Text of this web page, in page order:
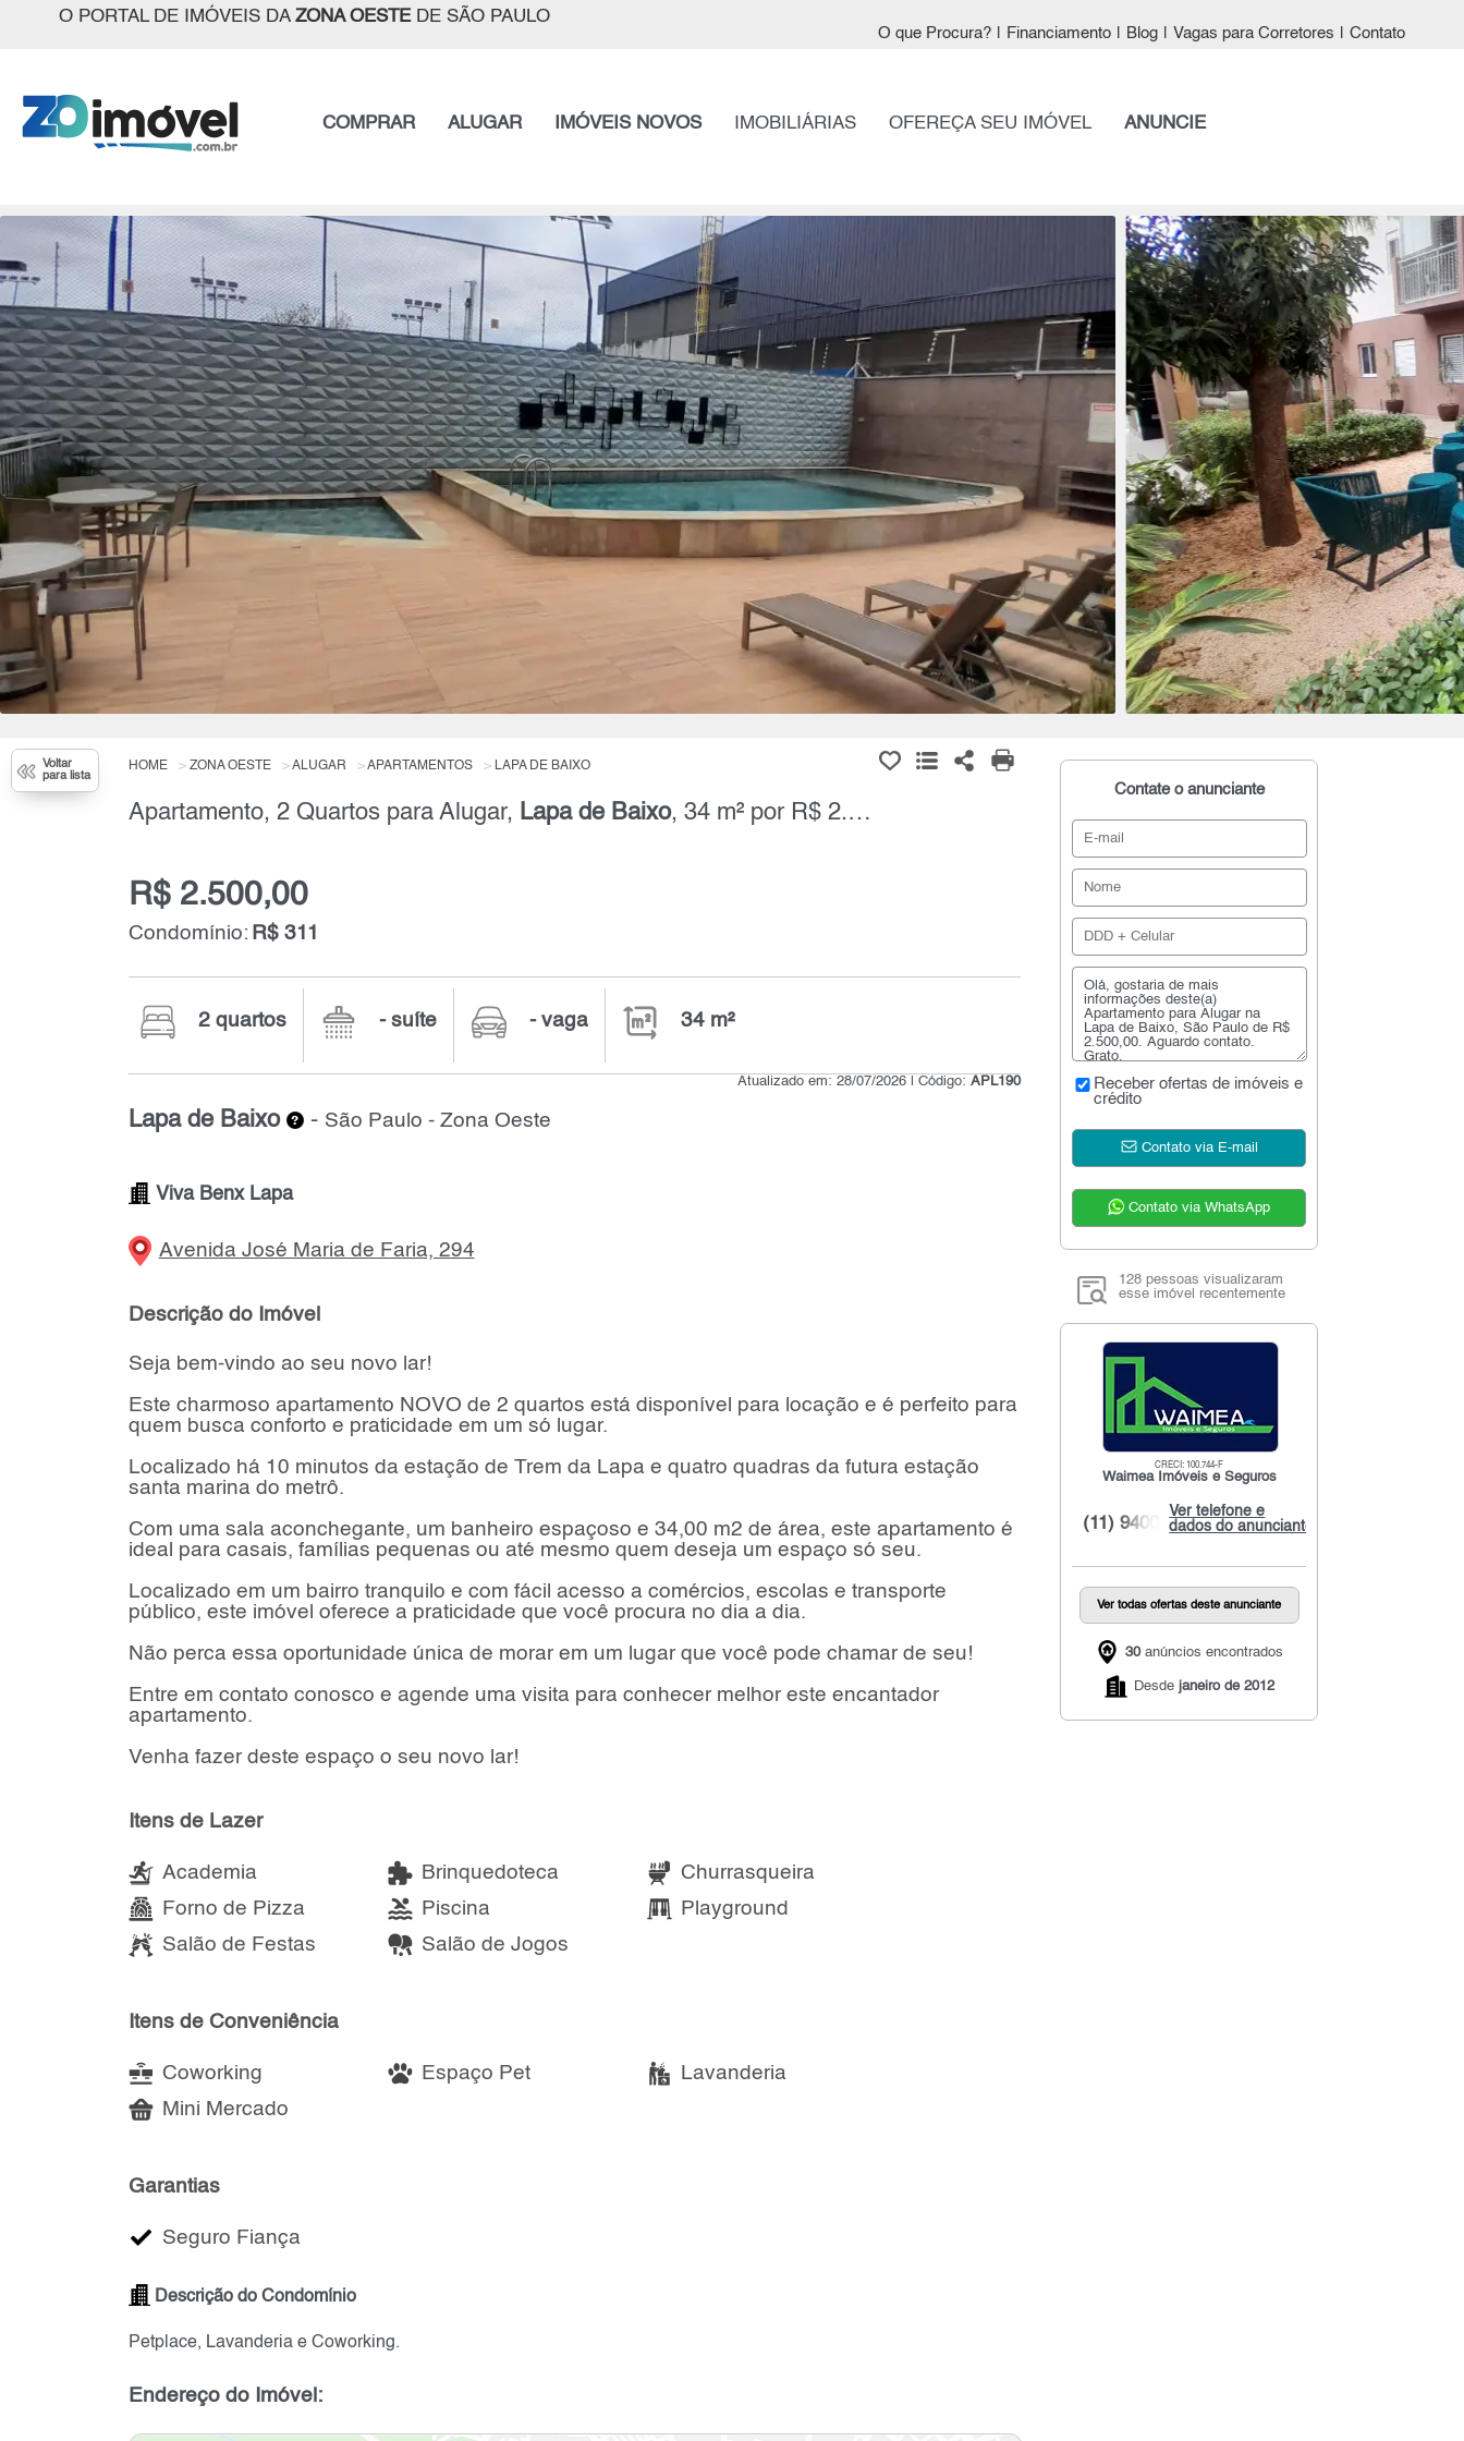
O PORTAL DE IMÓVEIS DA ZONA OESTEDE SÃO PAULO
O que Procura? Financiamento Blog Vagas para Corretores Contato
COMPRAR ALUGAR IMÓVEIS NOVOS IMOBILIÁRIAS OFEREÇA SEU IMÓVEL ANUNCIE
Voltar
para lista
HOME ZONA OESTE ALUGAR APARTAMENTOS LAPA DE BAIXO
Apartamento, 2 Quartos para Alugar, Lapa de Baixo, 34 m² por R$ 2.500,00
R$ 2.500,00
Condomínio: R$ 311
2 quartos - suíte - vaga 34 m²
Atualizado em: 28/07/2026 | Código:APL190
Lapa de Baixo - São Paulo - Zona Oeste
Viva Benx Lapa
Avenida José Maria de Faria, 294
Descrição do Imóvel
Seja bem-vindo ao seu novo lar!
Este charmoso apartamento NOVO de 2 quartos está disponível para locação e é perfeito para
quem busca conforto e praticidade em um só lugar.
Localizado há 10 minutos da estação de Trem da Lapa e quatro quadras da futura estação
santa marina do metrô.
Com uma sala aconchegante, um banheiro espaçoso e 34,00 m2 de área, este apartamento é
ideal para casais, famílias pequenas ou até mesmo quem deseja um espaço só seu.
Localizado em um bairro tranquilo e com fácil acesso a comércios, escolas e transporte
público, este imóvel oferece a praticidade que você procura no dia a dia.
Não perca essa oportunidade única de morar em um lugar que você pode chamar de seu!
Entre em contato conosco e agende uma visita para conhecer melhor este encantador
apartamento.
Venha fazer deste espaço o seu novo lar!
Itens de Lazer
Academia Brinquedoteca
Churrasqueira
Forno de Pizza
Piscina
Playground
Salão de Festas
Salão de Jogos
Itens de Conveniência
Coworking Espaço Pet
Lavanderia
Mini Mercado
Garantias
Seguro Fiança
Descrição do Condomínio
Petplace, Lavanderia e Coworking.
Endereço do Imóvel:
Contate o anunciante
Receber ofertas de imóveis e
crédito
Contato via E-mail
Contato via WhatsApp
128 pessoas visualizaram
esse imóvel recentemente
CRECI: 100.744-F
Waimea Imóveis e Seguros
Ver telefone e
dados do anunciante
(11) 9400...
Ver todas ofertas deste anunciante
30anúncios encontrados
Desde janeiro de 2012